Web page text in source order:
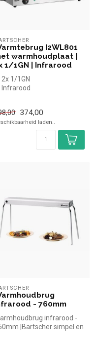
I2WL801
warmhoudplaat |
1/1GN | Infrarood
1/1GN
374,00
laden..
- 760mm
infrarood -
|Bartscher simpel en